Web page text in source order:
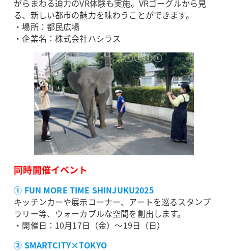
がらまわる迫力のVR体験も実施。VRゴーグルから見
る、新しい都市の魅力を味わうことができます。
・場所：都民広場
・企業名：株式会社ハシラス
同時開催イベント
① FUN MORE TIME SHINJUKU2025
キッチンカーや展示コーナー、アートを巡るスタンプ
ラリー等、ウォーカブルな空間を創出します。
・開催日：10月17日（金）～19日（日）
② SMARTCITY×TOKYO